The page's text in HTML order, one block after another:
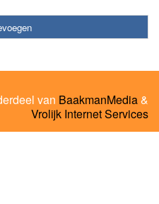
van BaakmanMedia&
Vrolijk Internet Services